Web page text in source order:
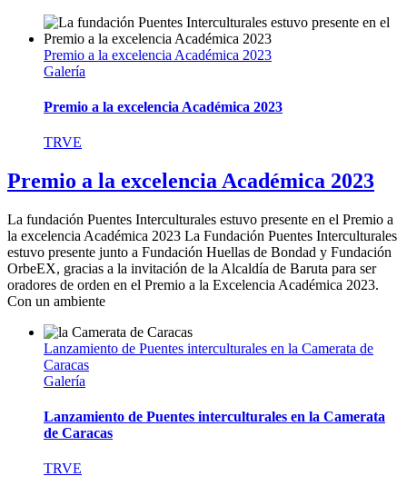
Premio a la excelencia Académica 2023
Galería
Premio a la excelencia Académica 2023
TRVE
Premio a la excelencia Académica 2023
La fundación Puentes Interculturales estuvo presente en el Premio a
la excelencia Académica 2023 La Fundación Puentes Interculturales
estuvo presente junto a Fundación Huellas de Bondad y Fundación
OrbeEX, gracias a la invitación de la Alcaldía de Baruta para ser
oradores de orden en el Premio a la Excelencia Académica 2023.
Con un ambiente
Lanzamiento de Puentes interculturales en la Camerata de
Caracas
Galería
Lanzamiento de Puentes interculturales en la Camerata
de Caracas
TRVE